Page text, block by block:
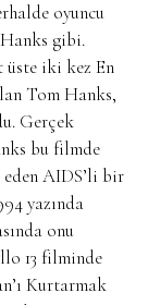
oyuncu
gibi.
iki kez En
Tom Hanks,
Gerçek
bu filmde
eden AIDS’li bir
yazında
onu
13 filminde
Kurtarmak